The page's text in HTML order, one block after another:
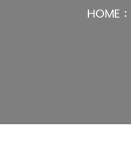
HOME